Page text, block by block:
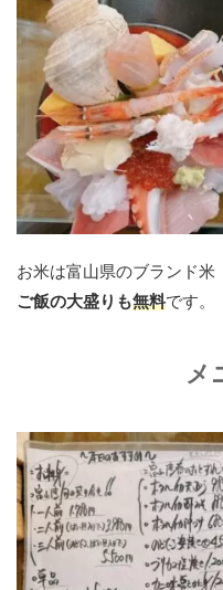
お米は富山県のブランド米
ご飯の大盛りも無料です。
メ